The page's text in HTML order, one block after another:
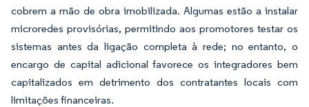
cobrem a mão de obra imobilizada. Algumas estão a instalar
microredes provisórias, permitindo aos promotores testar os
sistemas antes da ligação completa à rede; no entanto, o
encargo de capital adicional favorece os integradores bem
capitalizados em detrimento dos contratantes locais com
limitações financeiras.